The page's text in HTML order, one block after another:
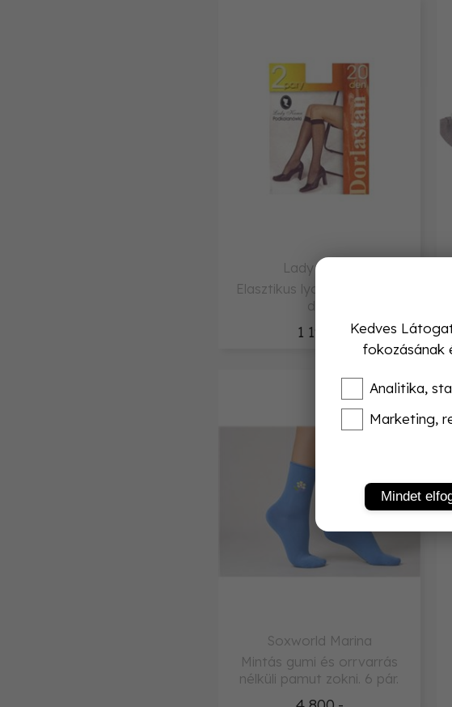
1 190,-
Lady Kama
Elasztikus lycrás térdfix 20
den
Soxworld Marina
Mintás gumi és orrvarrás
nélküli pamut zokni. 6 pár.
Kedves
fokozásának
Analitika,
Marketing,
Mindet